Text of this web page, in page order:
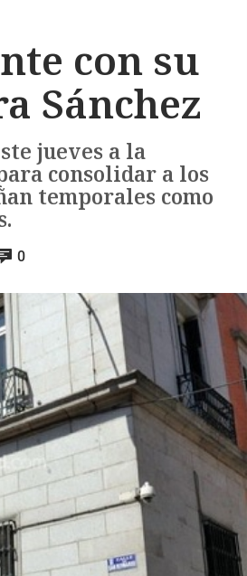
con su
Sánchez
jueves a la
consolidar a los
temporales como
0